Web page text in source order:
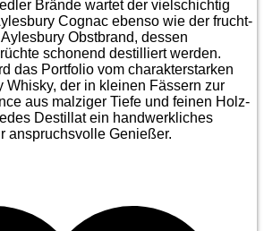
Brände wartet der vielschichtig
Cognac ebenso wie der frucht­
Obstbrand, dessen
schonend destilliert werden.
das Portfolio vom charakterstarken
Whisky, der in kleinen Fässern zur
aus malziger Tiefe und feinen Holz­
Destillat ein handwerkliches
anspruchsvolle Genießer.